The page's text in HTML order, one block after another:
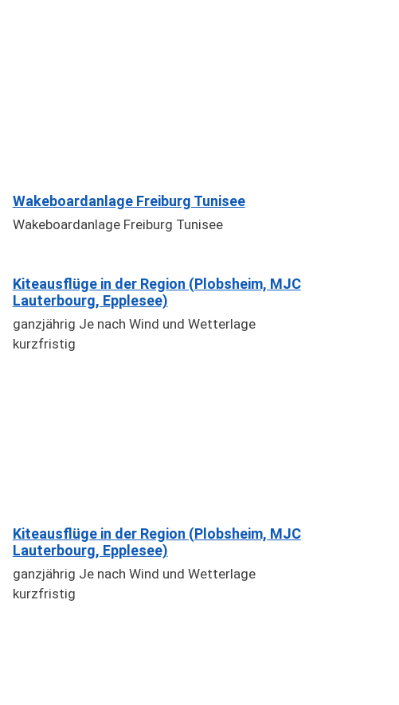
Wakeboardanlage Freiburg Tunisee
Wakeboardanlage Freiburg Tunisee
Kiteausflüge in der Region (Plobsheim, MJC
Lauterbourg, Epplesee)
ganzjährig Je nach Wind und Wetterlage
kurzfristig
Kiteausflüge in der Region (Plobsheim, MJC
Lauterbourg, Epplesee)
ganzjährig Je nach Wind und Wetterlage
kurzfristig